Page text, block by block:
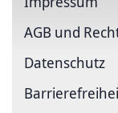
AGB und
Datenschutz